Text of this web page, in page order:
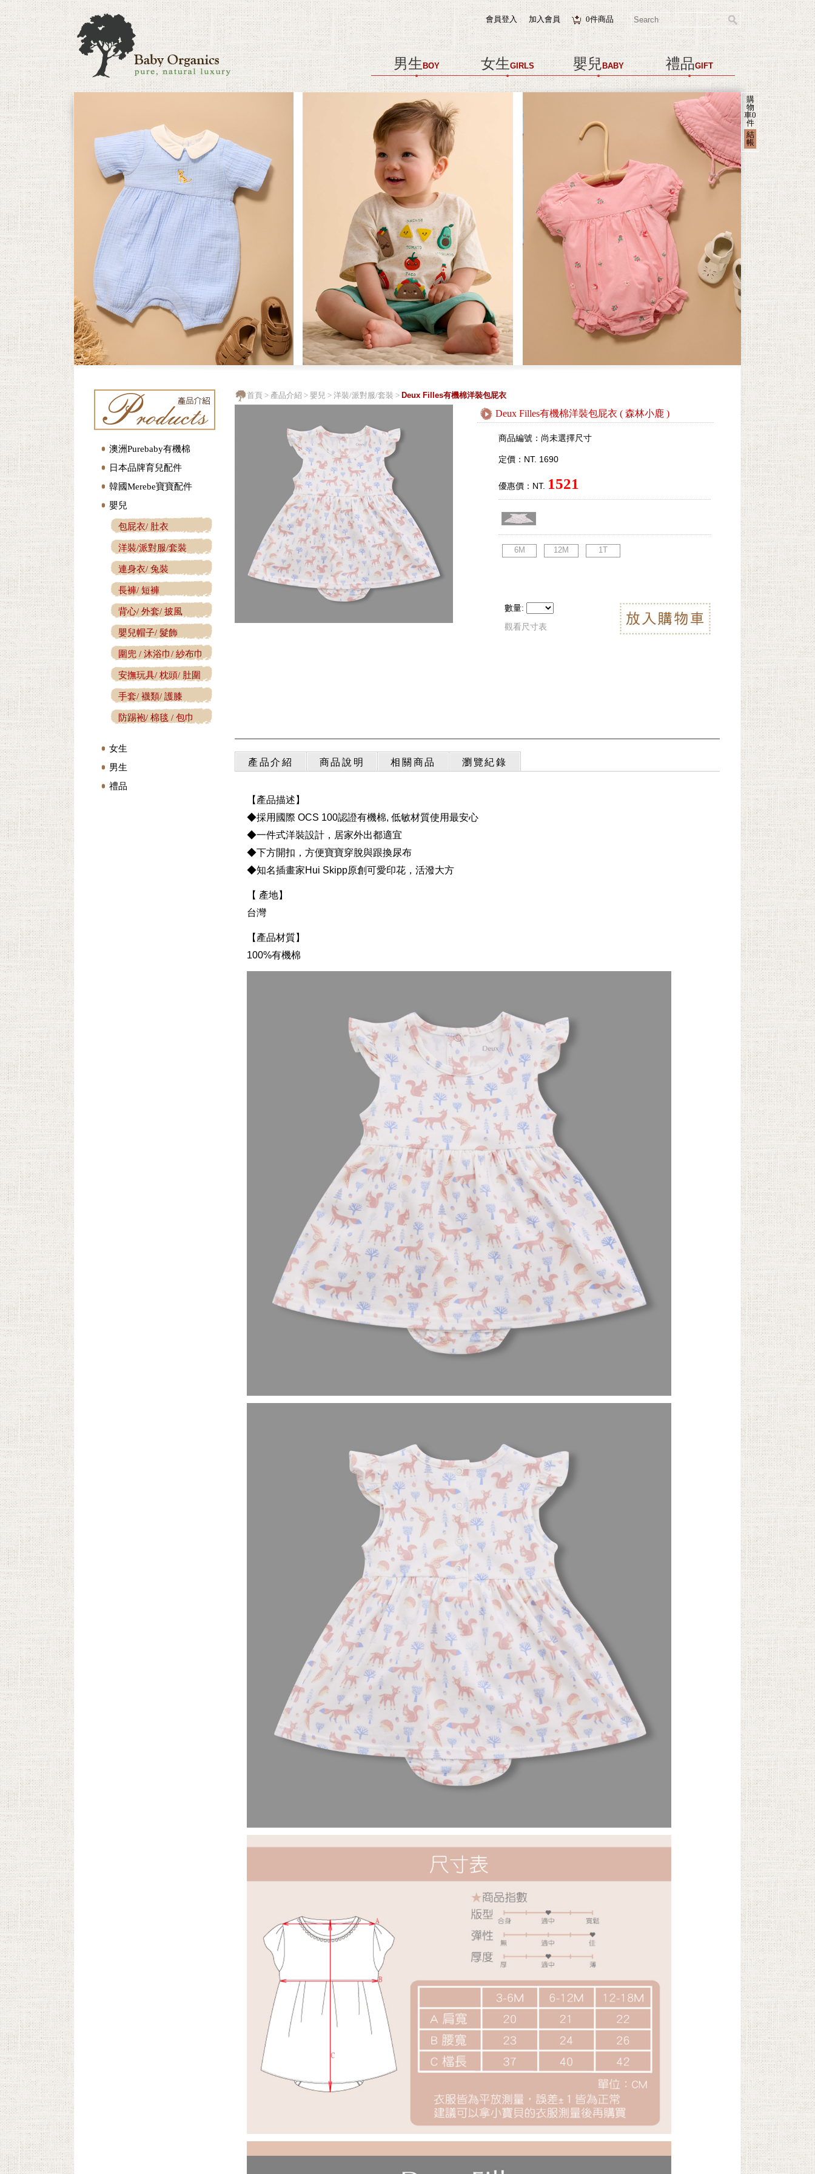
會員登入 加入會員 0件商品
男生BOY 女生GIRLS 嬰兒 BABY 禮品GIFT
購
物
車0
件
結
帳
澳洲Purebaby有機棉
日本品牌育兒配件
韓國Merebe寶寶配件
嬰兒
包屁衣/ 肚衣
洋裝/派對服/套裝
連身衣/ 兔裝
長褲/ 短褲
背心/ 外套/ 披風
嬰兒帽子/ 髮飾
圍兜 / 沐浴巾/ 紗布巾
安撫玩具/ 枕頭/ 肚圍
手套/ 襪類/ 護膝
防踢袍/ 棉毯 / 包巾
女生
男生
禮品
首頁 > 產品介紹 > 嬰兒 > 洋裝/派對服/套裝 > Deux Filles有機棉洋裝包屁衣
Deux Filles有機棉洋裝包屁衣 ( 森林小鹿 )
商品編號： 尚未選擇尺寸
定價：NT. 1690
優惠價：NT. 1521
6M 12M 1T
數量:
觀看尺寸表
產品介紹 商品說明 相關商品 瀏覽紀錄
【產品描述】
◆採用國際 OCS 100認證有機棉, 低敏材質使用最安心
◆一件式洋裝設計，居家外出都適宜
◆下方開扣，方便寶寶穿脫與跟換尿布
◆知名插畫家Hui Skipp原創可愛印花，活潑大方
【 產地】
台灣
【產品材質】
100%有機棉